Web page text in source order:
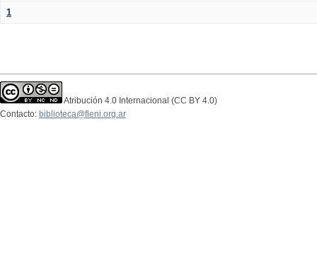
1
Atribución 4.0 Internacional (CC BY 4.0)
Contacto: biblioteca@fleni.org.ar